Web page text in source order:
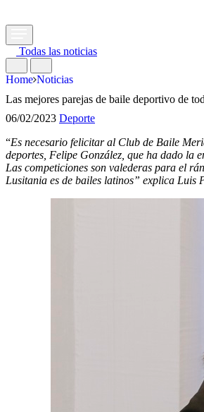
Todas las noticias
Home Noticias
Las mejores parejas de baile deportivo de
06/02/2023 Deporte
“Es necesario felicitar al Club de Baile
deportes, Felipe González, que ha dado la
Las competiciones son valederas para el
Lusitania es de bailes latinos” explica Luis